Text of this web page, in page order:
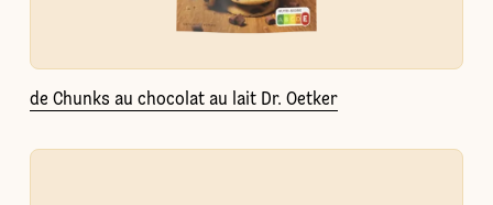
de Chunks au chocolat au lait Dr. Oetker